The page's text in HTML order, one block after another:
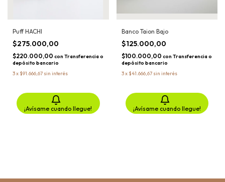
Puff HACHI
$275.000,00
$220.000,00 con Transferencia o
depósito bancario
3x $91.666,67 sin interés
¡Avísame cuando llegue!
Banco Taion Bajo
$125.000,00
$100.000,00 con Transferencia o
depósito bancario
3x $41.666,67 sin interés
¡Avísame cuando llegue!